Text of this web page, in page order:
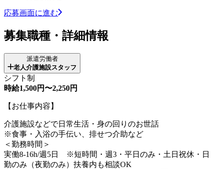
応募画面に進む
募集職種・詳細情報
派遣労働者
老人介護施設スタッフ
シフト制
時給1,500円〜2,250円
【お仕事内容】
介護施設などで日常生活・身の回りのお世話
※食事・入浴の手伝い、排せつ介助など
＜勤務時間＞
実働8-16h/週5日 ※短時間・週3・平日のみ・土日祝休・日
勤のみ（夜勤のみ）扶養内も相談OK